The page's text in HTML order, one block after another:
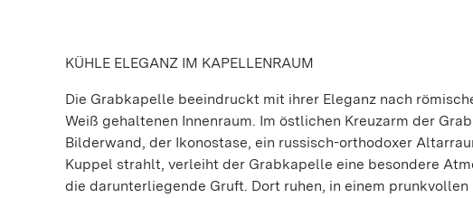
KÜHLE ELEGANZ IM KAPELLENRAUM
Die Grabkapelle beeindruckt mit ihrer Eleganz nach
Weiß gehaltenen Innenraum. Im östlichen Kreuzarm der
Bilderwand, der Ikonostase, ein russisch-orthodoxer
Kuppel strahlt, verleiht der Grabkapelle eine besondere
die darunterliegende Gruft. Dort ruhen, in einem